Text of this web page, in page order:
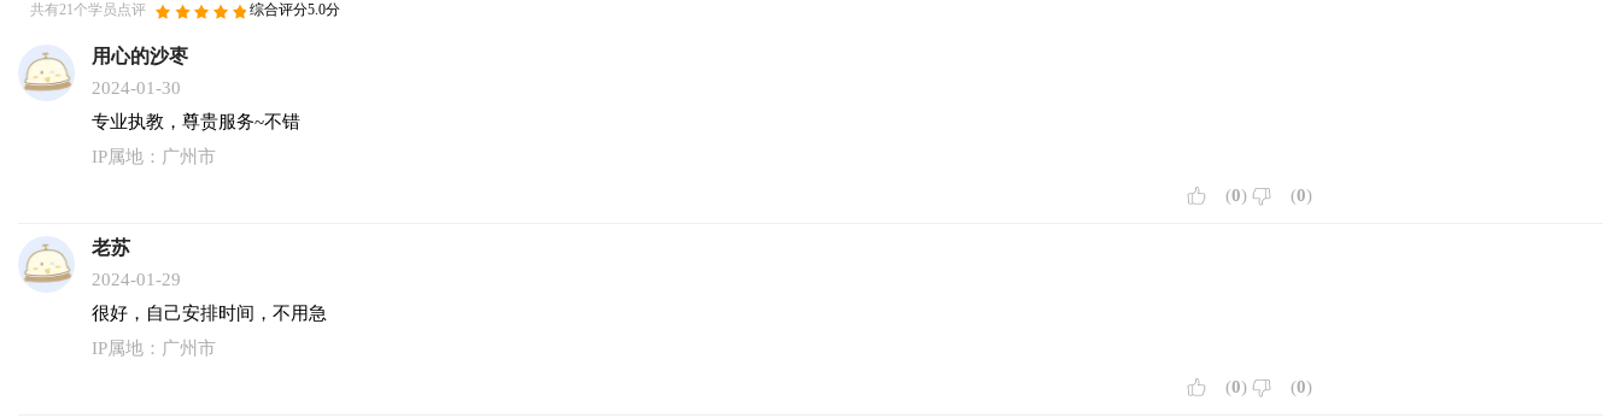
共有21个学员点评 综合评分5.0分
用心的沙枣
2024-01-30
专业执教，尊贵服务~不错
IP属地：广州市
(0) (0)
老苏
2024-01-29
很好，自己安排时间，不用急
IP属地：广州市
(0) (0)